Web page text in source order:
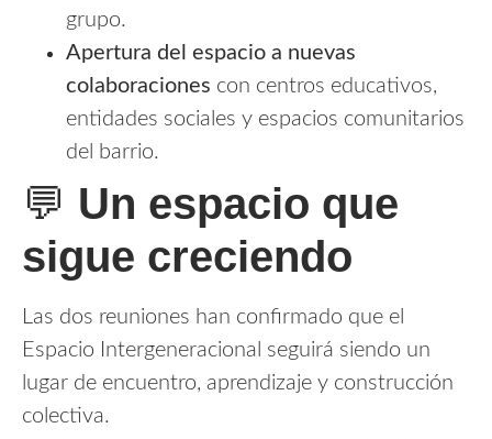
grupo.
Apertura del espacio a nuevas
colaboraciones con centros educativos,
entidades sociales y espacios comunitarios
del barrio.
💬 Un espacio que
sigue creciendo
Las dos reuniones han confirmado que el
Espacio Intergeneracional seguirá siendo un
lugar de encuentro, aprendizaje y construcción
colectiva.